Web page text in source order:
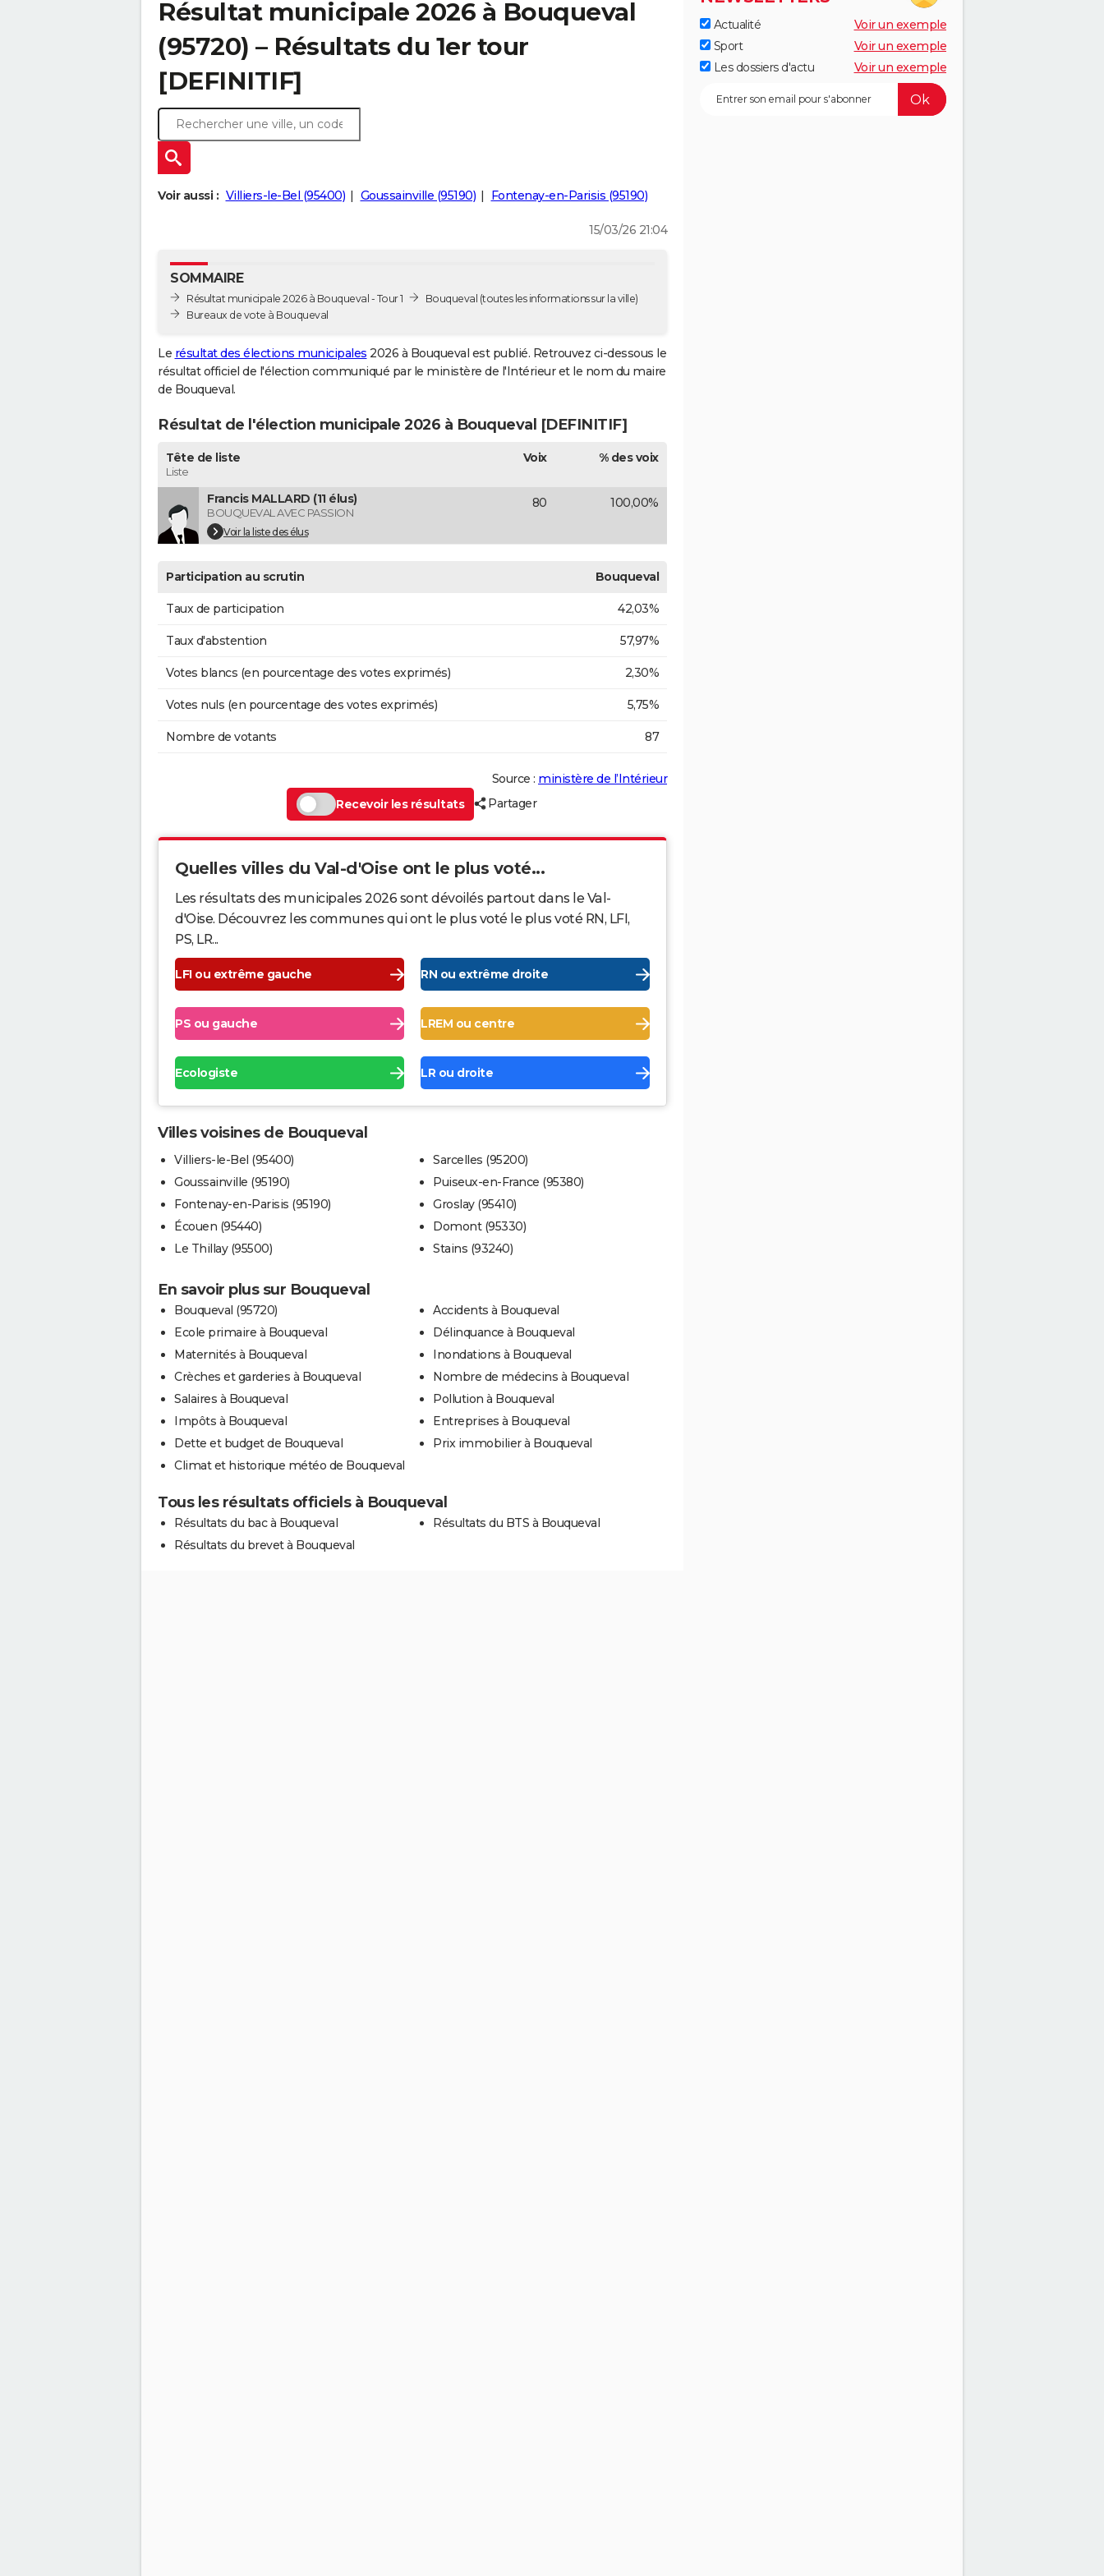
Résultat municipale 2026 à Bouqueval
(95720) – Résultats du 1er tour
[DEFINITIF]
Voir aussi : Villiers-le-Bel (95400) Goussainville (95190) Fontenay-en-Parisis (95190)
15/03/26 21:04
SOMMAIRE
Résultat municipale 2026 à Bouqueval - Tour 1
Bureaux de vote à Bouqueval
Bouqueval (toutes les informations sur la ville)
Le résultat des élections municipales 2026 à Bouqueval est publié. Retrouvez ci-dessous le
résultat officiel de l'élection communiqué par le ministère de l'Intérieur et le nom du maire
de Bouqueval.
Résultat de l'élection municipale 2026 à Bouqueval [DEFINITIF]
Tête de liste
Liste
Voix % des voix
Francis MALLARD (11 élus)
BOUQUEVAL AVEC PASSION
Voir la liste des élus
80 100,00%
Participation au scrutin Bouqueval
Taux de participation 42,03%
Taux d'abstention 57,97%
Votes blancs (en pourcentage des votes exprimés) 2,30%
Votes nuls (en pourcentage des votes exprimés) 5,75%
Nombre de votants 87
Source : ministère de l’Intérieur
Recevoir les résultats
Partager
Quelles villes du Val-d'Oise ont le plus voté...
Les résultats des municipales 2026 sont dévoilés partout dans le Val-
d'Oise. Découvrez les communes qui ont le plus voté le plus voté RN, LFI,
PS, LR...
LFI ou extrême gauche RN ou extrême droite
PS ou gauche LREM ou centre
Ecologiste LR ou droite
Villes voisines de Bouqueval
Villiers-le-Bel (95400)
Goussainville (95190)
Fontenay-en-Parisis (95190)
Écouen (95440)
Le Thillay (95500)
Sarcelles (95200)
Puiseux-en-France (95380)
Groslay (95410)
Domont (95330)
Stains (93240)
En savoir plus sur Bouqueval
Bouqueval (95720)
Ecole primaire à Bouqueval
Maternités à Bouqueval
Crèches et garderies à Bouqueval
Salaires à Bouqueval
Impôts à Bouqueval
Dette et budget de Bouqueval
Climat et historique météo de Bouqueval
Accidents à Bouqueval
Délinquance à Bouqueval
Inondations à Bouqueval
Nombre de médecins à Bouqueval
Pollution à Bouqueval
Entreprises à Bouqueval
Prix immobilier à Bouqueval
Tous les résultats officiels à Bouqueval
Résultats du bac à Bouqueval
Résultats du brevet à Bouqueval
Résultats du BTS à Bouqueval
Actualité
Voir un exemple
Sport
Voir un exemple
Les dossiers d'actu
Voir un exemple